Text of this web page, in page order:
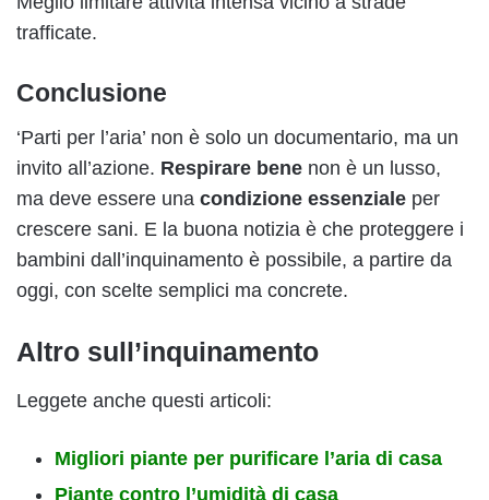
trafficate.
Conclusione
‘Parti per l’aria’ non è solo un documentario, ma un
invito all’azione. Respirare bene non è un lusso,
ma deve essere una condizione essenziale per
crescere sani. E la buona notizia è che proteggere i
bambini dall’inquinamento è possibile, a partire da
oggi, con scelte semplici ma concrete.
Altro sull’inquinamento
Leggete anche questi articoli:
Migliori piante per purificare l’aria di casa
Piante contro l’umidità di casa